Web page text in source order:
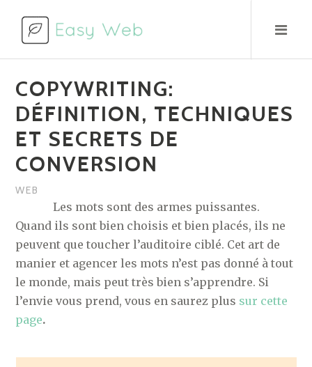
contenu
COPYWRITING:
DÉFINITION, TECHNIQUES
ET SECRETS DE
CONVERSION
WEB
Les mots sont des armes puissantes.
Quand ils sont bien choisis et bien placés, ils ne
peuvent que toucher l’auditoire ciblé. Cet art de
manier et agencer les mots n’est pas donné à tout
le monde, mais peut très bien s’apprendre. Si
l’envie vous prend, vous en saurez plus sur cette
page.